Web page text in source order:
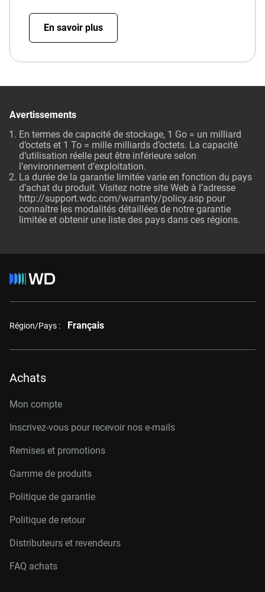
En savoir plus
Avertissements
En termes de capacité de stockage, 1 Go = un milliard
d’octets et 1 To = mille milliards d’octets. La capacité
d’utilisation réelle peut être inférieure selon
l’environnement d’exploitation.
La durée de la garantie limitée varie en fonction du pays
d’achat du produit. Visitez notre site Web à l’adresse
http://support.wdc.com/warranty/policy.asp pour
connaître les modalités détaillées de notre garantie
limitée et obtenir une liste des pays dans ces régions.
Région/Pays : Français
Achats
Mon compte
Inscrivez-vous pour recevoir nos e-mails
Remises et promotions
Gamme de produits
Politique de garantie
Politique de retour
Distributeurs et revendeurs
FAQ achats